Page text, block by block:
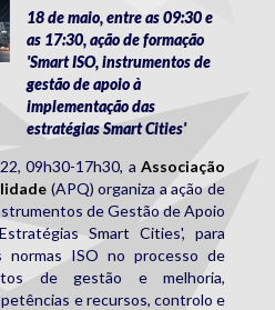
18 de maio, entre as 09:30 e
as 17:30, ação de formação
'Smart ISO, instrumentos de
gestão de apoio à
implementação das
estratégias Smart Cities'
09h30-17h30, a Associação
(APQ) organiza a ação de
de Gestão de Apoio
Smart Cities', para
normas ISO no processo de
de gestão e melhoria,
e recursos, controlo e